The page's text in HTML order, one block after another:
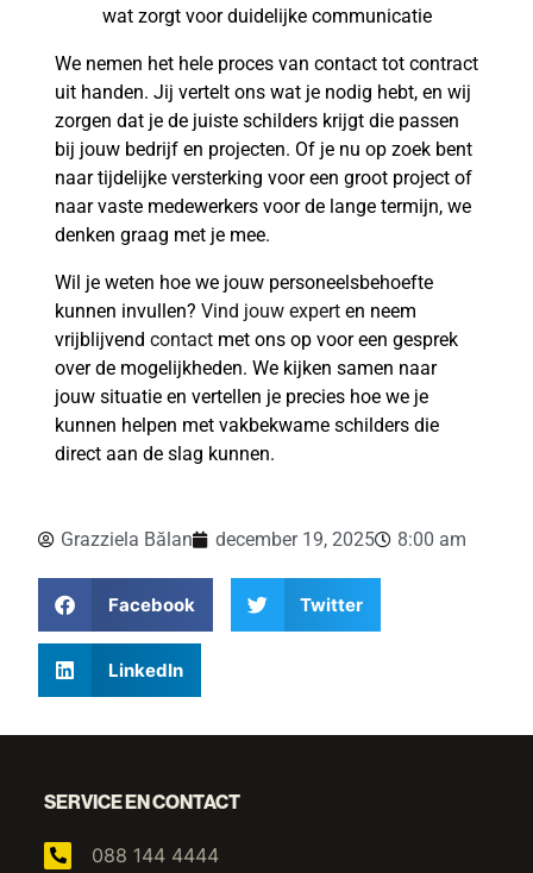
wat zorgt voor duidelijke communicatie
We nemen het hele proces van contact tot contract
uit handen. Jij vertelt ons wat je nodig hebt, en wij
zorgen dat je de juiste schilders krijgt die passen
bij jouw bedrijf en projecten. Of je nu op zoek bent
naar tijdelijke versterking voor een groot project of
naar vaste medewerkers voor de lange termijn, we
denken graag met je mee.
Wil je weten hoe we jouw personeelsbehoefte
kunnen invullen? Vind jouw expert en neem
vrijblijvend contact met ons op voor een gesprek
over de mogelijkheden. We kijken samen naar
jouw situatie en vertellen je precies hoe we je
kunnen helpen met vakbekwame schilders die
direct aan de slag kunnen.
Grazziela Bălan december 19, 2025 8:00 am
Facebook Twitter
LinkedIn
SERVICE EN CONTACT
088 144 4444